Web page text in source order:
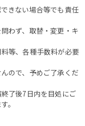
きない場合等でも責任
わず、取替・変更・キ
等、各種手数料が必要
ので、予めご了承くだ
了後7日内を目処にご
。